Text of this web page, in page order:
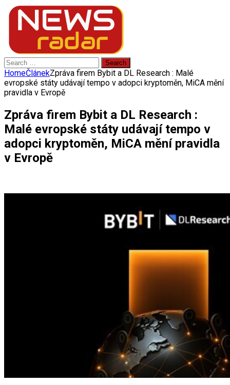
Search
for:
HomeČlánekZpráva firem Bybit a DL Research : Malé
evropské státy udávají tempo v adopci kryptoměn, MiCA mění
pravidla v Evropě
Zpráva firem Bybit a DL Research :
Malé evropské státy udávají tempo v
adopci kryptoměn, MiCA mění pravidla
v Evropě